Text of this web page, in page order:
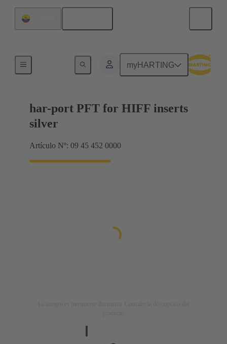
myHARTING
har-port PFT for HIFF inserts
silver
Artículo Nº: 09 45 452 0000